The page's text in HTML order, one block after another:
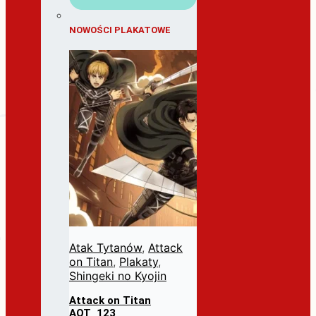
NOWOŚCI PLAKATOWE
Atak Tytanów, Attack
on Titan, Plakaty,
Shingeki no Kyojin
Attack on Titan
AOT_123